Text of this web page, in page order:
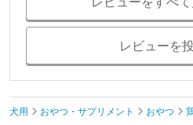
レビューを
犬用 おやつ・サプリメント おやつ